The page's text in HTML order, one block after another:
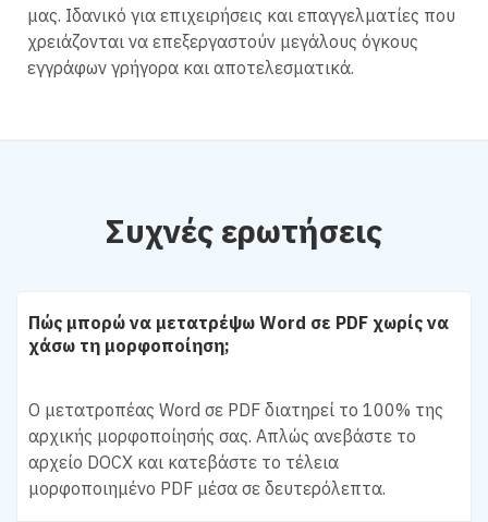
μας. Ιδανικό για επιχειρήσεις και επαγγελματίες που
χρειάζονται να επεξεργαστούν μεγάλους όγκους
εγγράφων γρήγορα και αποτελεσματικά.
Συχνές ερωτήσεις
Πώς μπορώ να μετατρέψω Word σε PDF χωρίς να
χάσω τη μορφοποίηση;
Ο μετατροπέας Word σε PDF διατηρεί το 100% της
αρχικής μορφοποίησής σας. Απλώς ανεβάστε το
αρχείο DOCX και κατεβάστε το τέλεια
μορφοποιημένο PDF μέσα σε δευτερόλεπτα.